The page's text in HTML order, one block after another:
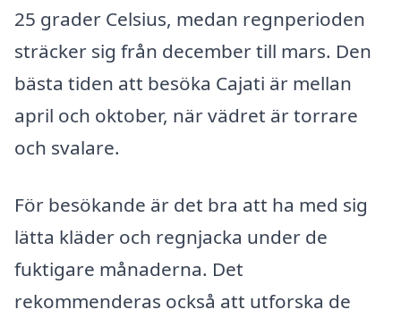
25 grader Celsius, medan regnperioden
sträcker sig från december till mars. Den
bästa tiden att besöka Cajati är mellan
april och oktober, när vädret är torrare
och svalare.
För besökande är det bra att ha med sig
lätta kläder och regnjacka under de
fuktigare månaderna. Det
rekommenderas också att utforska de